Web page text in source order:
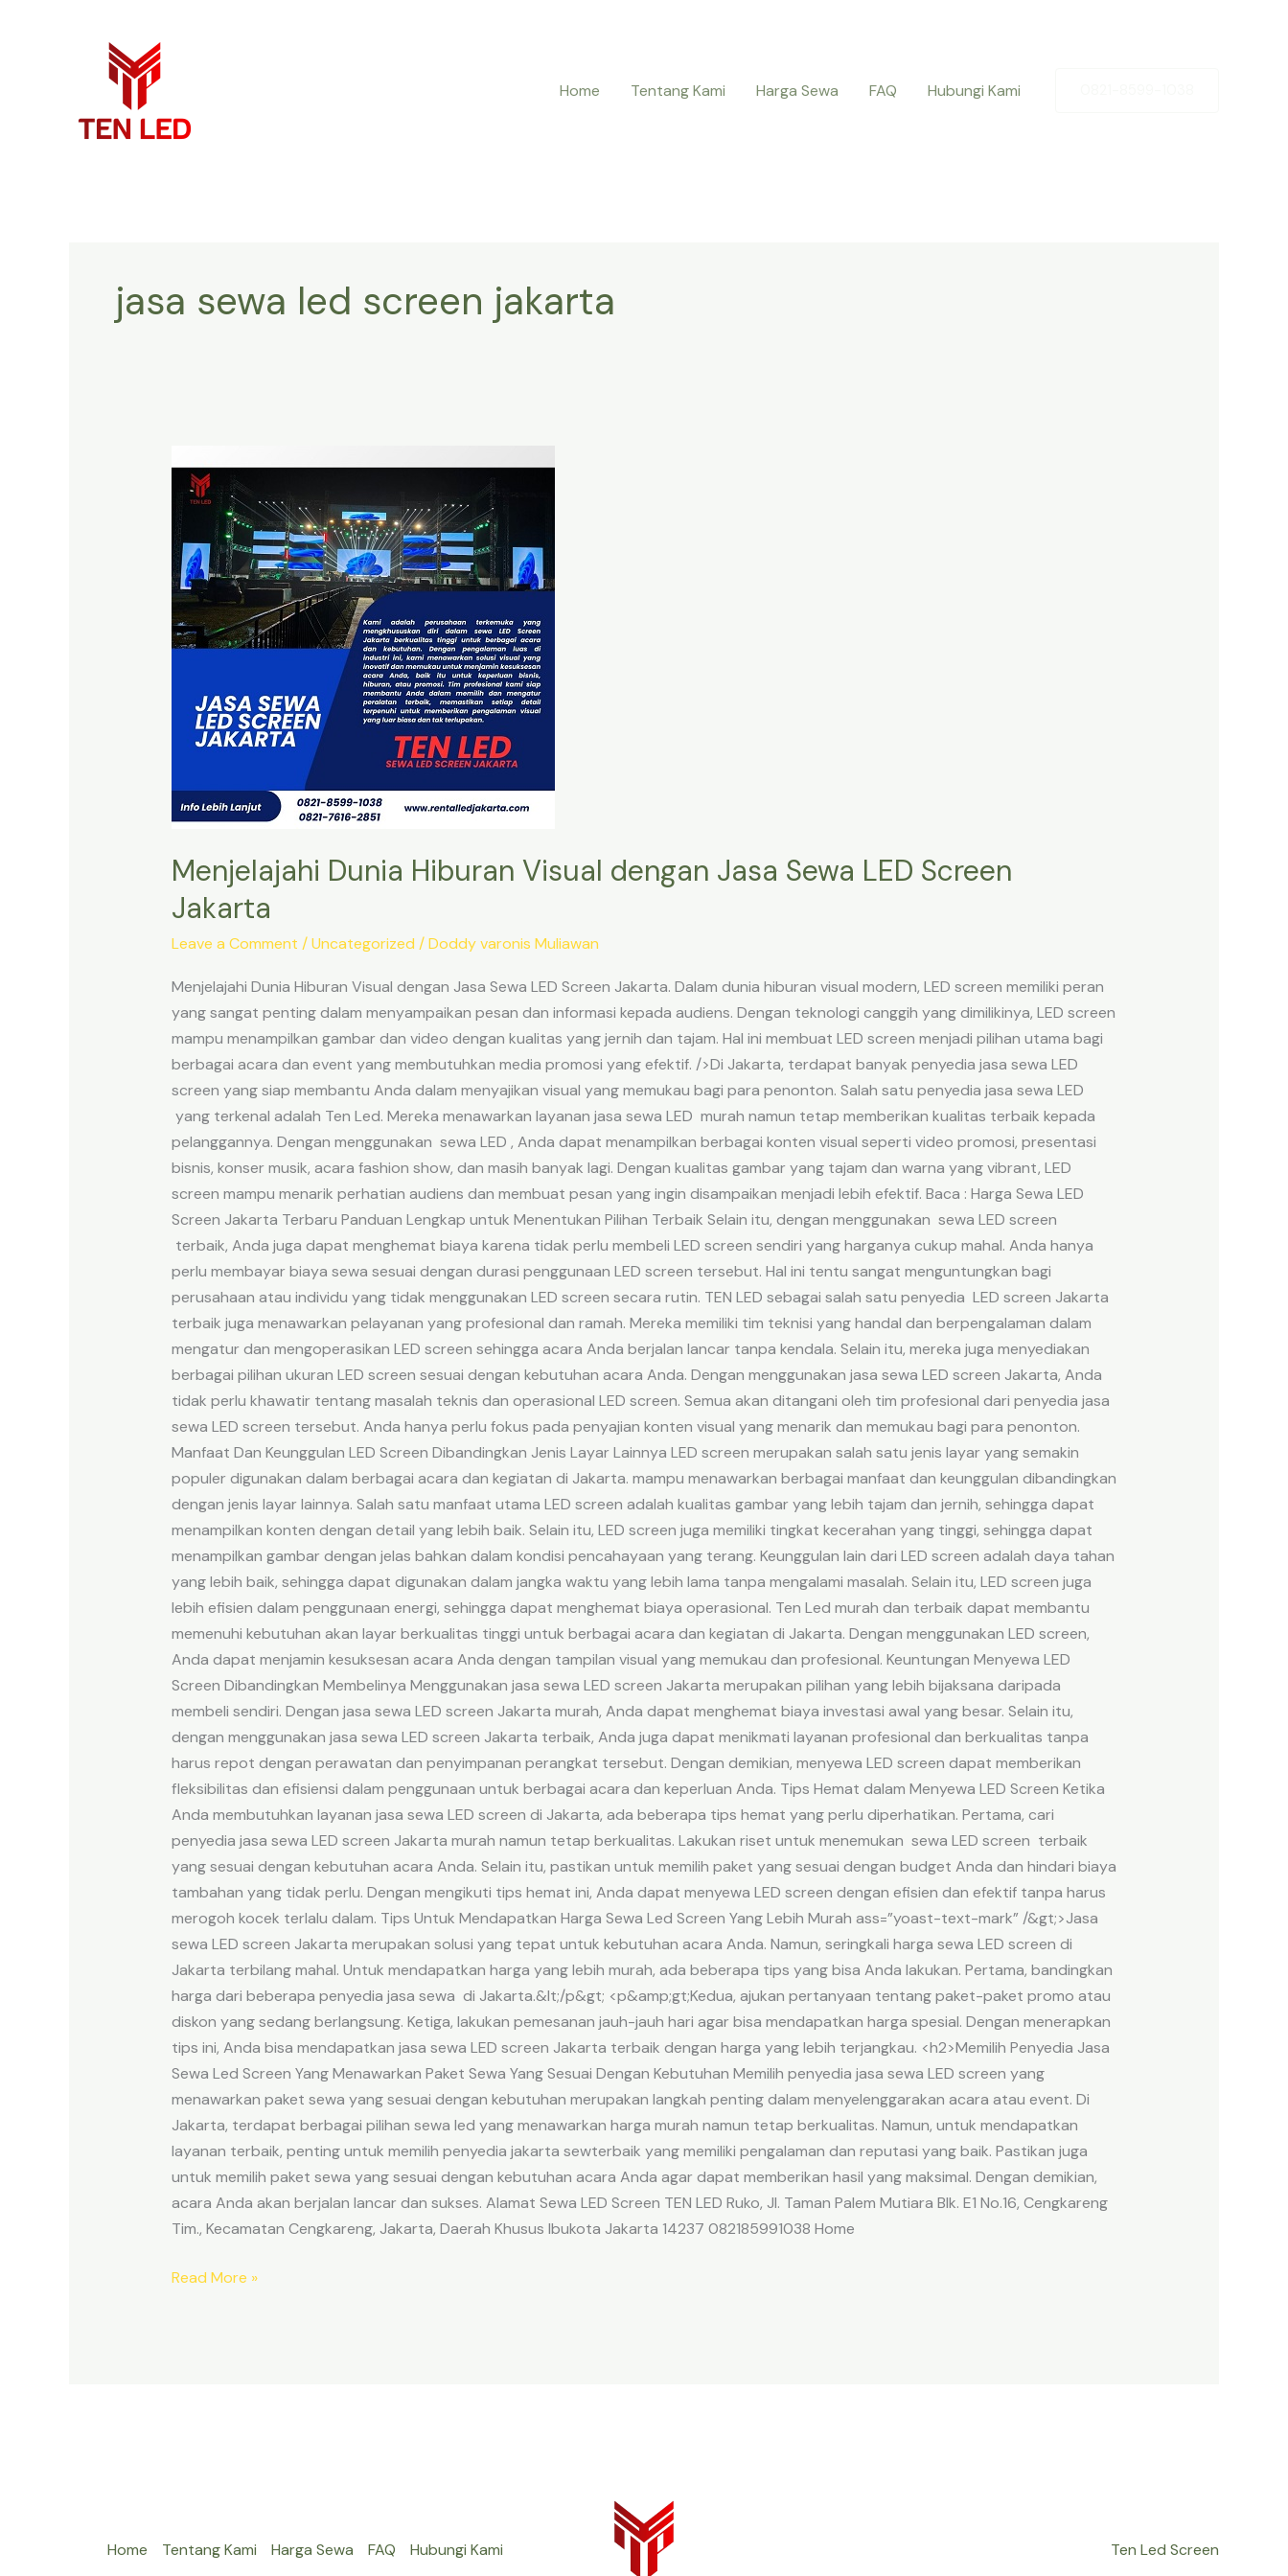
Home
Tentang Kami Harga Sewa FAQ Hubungi Kami
jasa sewa led screen jakarta
Menjelajahi Dunia Hiburan Visual dengan Jasa Sewa LED Screen
Jakarta
Leave a Comment /Uncategorized /Doddy varonis Muliawan
Menjelajahi Dunia Hiburan Visual dengan Jasa Sewa LED Screen Jakarta. Dalam dunia hiburan visual modern, LED screen memiliki peran
yang sangat penting dalam menyampaikan pesan dan informasi kepada audiens. Dengan teknologi canggih yang dimilikinya, LED screen
mampu menampilkan gambar dan video dengan kualitas yang jernih dan tajam. Hal ini membuat LED screen menjadi pilihan utama bagi
berbagai acara dan event yang membutuhkan media promosi yang efektif. />Di Jakarta, terdapat banyak penyedia jasa sewa LED
screen yang siap membantu Anda dalam menyajikan visual yang memukau bagi para penonton. Salah satu penyedia jasa sewa LED
yang terkenal adalah Ten Led. Mereka menawarkan layanan jasa sewa LED murah namun tetap memberikan kualitas terbaik kepada
pelanggannya. Dengan menggunakan sewa LED , Anda dapat menampilkan berbagai konten visual seperti video promosi, presentasi
bisnis, konser musik, acara fashion show, dan masih banyak lagi. Dengan kualitas gambar yang tajam dan warna yang vibrant, LED
screen mampu menarik perhatian audiens dan membuat pesan yang ingin disampaikan menjadi lebih efektif. Baca : Harga Sewa LED
Screen Jakarta Terbaru Panduan Lengkap untuk Menentukan Pilihan Terbaik Selain itu, dengan menggunakan sewa LED screen
terbaik, Anda juga dapat menghemat biaya karena tidak perlu membeli LED screen sendiri yang harganya cukup mahal. Anda hanya
perlu membayar biaya sewa sesuai dengan durasi penggunaan LED screen tersebut. Hal ini tentu sangat menguntungkan bagi
perusahaan atau individu yang tidak menggunakan LED screen secara rutin. TEN LED sebagai salah satu penyedia LED screen Jakarta
terbaik juga menawarkan pelayanan yang profesional dan ramah. Mereka memiliki tim teknisi yang handal dan berpengalaman dalam
mengatur dan mengoperasikan LED screen sehingga acara Anda berjalan lancar tanpa kendala. Selain itu, mereka juga menyediakan
berbagai pilihan ukuran LED screen sesuai dengan kebutuhan acara Anda. Dengan menggunakan jasa sewa LED screen Jakarta, Anda
tidak perlu khawatir tentang masalah teknis dan operasional LED screen. Semua akan ditangani oleh tim profesional dari penyedia jasa
sewa LED screen tersebut. Anda hanya perlu fokus pada penyajian konten visual yang menarik dan memukau bagi para penonton.
Manfaat Dan Keunggulan LED Screen Dibandingkan Jenis Layar Lainnya LED screen merupakan salah satu jenis layar yang semakin
populer digunakan dalam berbagai acara dan kegiatan di Jakarta. mampu menawarkan berbagai manfaat dan keunggulan dibandingkan
dengan jenis layar lainnya. Salah satu manfaat utama LED screen adalah kualitas gambar yang lebih tajam dan jernih, sehingga dapat
menampilkan konten dengan detail yang lebih baik. Selain itu, LED screen juga memiliki tingkat kecerahan yang tinggi, sehingga dapat
menampilkan gambar dengan jelas bahkan dalam kondisi pencahayaan yang terang. Keunggulan lain dari LED screen adalah daya tahan
yang lebih baik, sehingga dapat digunakan dalam jangka waktu yang lebih lama tanpa mengalami masalah. Selain itu, LED screen juga
lebih efisien dalam penggunaan energi, sehingga dapat menghemat biaya operasional. Ten Led murah dan terbaik dapat membantu
memenuhi kebutuhan akan layar berkualitas tinggi untuk berbagai acara dan kegiatan di Jakarta. Dengan menggunakan LED screen,
Anda dapat menjamin kesuksesan acara Anda dengan tampilan visual yang memukau dan profesional. Keuntungan Menyewa LED
Screen Dibandingkan Membelinya Menggunakan jasa sewa LED screen Jakarta merupakan pilihan yang lebih bijaksana daripada
membeli sendiri. Dengan jasa sewa LED screen Jakarta murah, Anda dapat menghemat biaya investasi awal yang besar. Selain itu,
dengan menggunakan jasa sewa LED screen Jakarta terbaik, Anda juga dapat menikmati layanan profesional dan berkualitas tanpa
harus repot dengan perawatan dan penyimpanan perangkat tersebut. Dengan demikian, menyewa LED screen dapat memberikan
fleksibilitas dan efisiensi dalam penggunaan untuk berbagai acara dan keperluan Anda. Tips Hemat dalam Menyewa LED Screen Ketika
Anda membutuhkan layanan jasa sewa LED screen di Jakarta, ada beberapa tips hemat yang perlu diperhatikan. Pertama, cari
penyedia jasa sewa LED screen Jakarta murah namun tetap berkualitas. Lakukan riset untuk menemukan sewa LED screen terbaik
yang sesuai dengan kebutuhan acara Anda. Selain itu, pastikan untuk memilih paket yang sesuai dengan budget Anda dan hindari biaya
tambahan yang tidak perlu. Dengan mengikuti tips hemat ini, Anda dapat menyewa LED screen dengan efisien dan efektif tanpa harus
merogoh kocek terlalu dalam. Tips Untuk Mendapatkan Harga Sewa Led Screen Yang Lebih Murah ass=”yoast-text-mark” /&gt;>Jasa
sewa LED screen Jakarta merupakan solusi yang tepat untuk kebutuhan acara Anda. Namun, seringkali harga sewa LED screen di
Jakarta terbilang mahal. Untuk mendapatkan harga yang lebih murah, ada beberapa tips yang bisa Anda lakukan. Pertama, bandingkan
harga dari beberapa penyedia jasa sewa di Jakarta.&lt;/p&gt; <p&amp;gt;Kedua, ajukan pertanyaan tentang paket-paket promo atau
diskon yang sedang berlangsung. Ketiga, lakukan pemesanan jauh-jauh hari agar bisa mendapatkan harga spesial. Dengan menerapkan
tips ini, Anda bisa mendapatkan jasa sewa LED screen Jakarta terbaik dengan harga yang lebih terjangkau. <h2>Memilih Penyedia Jasa
Sewa Led Screen Yang Menawarkan Paket Sewa Yang Sesuai Dengan Kebutuhan Memilih penyedia jasa sewa LED screen yang
menawarkan paket sewa yang sesuai dengan kebutuhan merupakan langkah penting dalam menyelenggarakan acara atau event. Di
Jakarta, terdapat berbagai pilihan sewa led yang menawarkan harga murah namun tetap berkualitas. Namun, untuk mendapatkan
layanan terbaik, penting untuk memilih penyedia jakarta sewterbaik yang memiliki pengalaman dan reputasi yang baik. Pastikan juga
untuk memilih paket sewa yang sesuai dengan kebutuhan acara Anda agar dapat memberikan hasil yang maksimal. Dengan demikian,
acara Anda akan berjalan lancar dan sukses. Alamat Sewa LED Screen TEN LED Ruko, Jl. Taman Palem Mutiara Blk. E1 No.16, Cengkareng
Tim., Kecamatan Cengkareng, Jakarta, Daerah Khusus Ibukota Jakarta 14237 082185991038 Home
Dunia
Hiburan
Visual
dengan
Jasa
Sewa
LED
Jakarta
Read More »
Home Tentang Kami Harga Sewa FAQ Hubungi Kami Ten Led Screen